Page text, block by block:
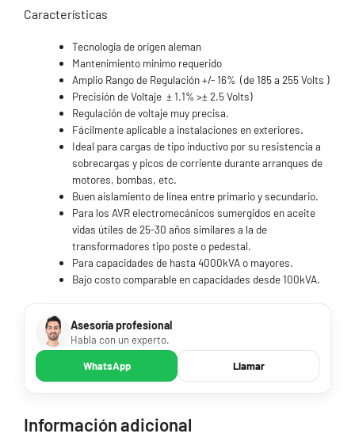
Características
Tecnologia de origen aleman
Mantenimiento minimo requerido
Amplio Rango de Regulación +/- 16% (de 185 a 255 Volts )
Precisión de Voltaje ± 1.1% >± 2.5 Volts)
Regulación de voltaje muy precisa.
Fácilmente aplicable a instalaciones en exteriores.
Ideal para cargas de tipo inductivo por su resistencia a
sobrecargas y picos de corriente durante arranques de
motores, bombas, etc.
Buen aislamiento de línea entre primario y secundario.
Para los AVR electromecánicos sumergidos en aceite
vidas útiles de 25-30 años similares a la de
transformadores tipo poste o pedestal.
Para capacidades de hasta 4000kVA o mayores.
Bajo costo comparable en capacidades desde 100kVA.
Asesoría profesional
Habla con un experto.
WhatsApp Llamar
Información adicional